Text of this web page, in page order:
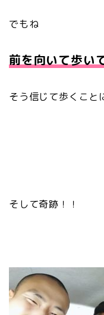
でもね
前を向いて歩い
そう信じて歩くこと
そして奇跡！！